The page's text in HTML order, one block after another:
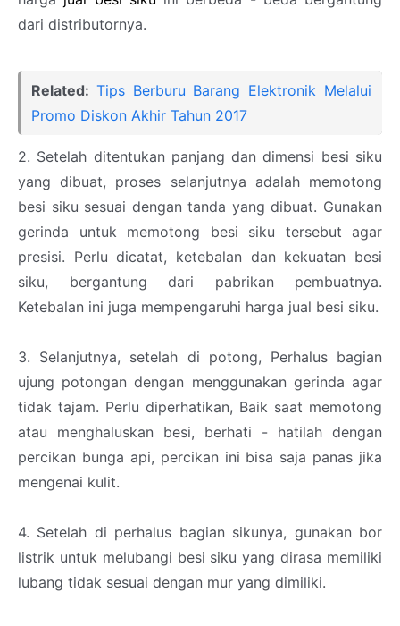
dari distributornya.
Related: Tips Berburu Barang Elektronik Melalui
Promo Diskon Akhir Tahun 2017
2. Setelah ditentukan panjang dan dimensi besi siku
yang dibuat, proses selanjutnya adalah memotong
besi siku sesuai dengan tanda yang dibuat. Gunakan
gerinda untuk memotong besi siku tersebut agar
presisi. Perlu dicatat, ketebalan dan kekuatan besi
siku, bergantung dari pabrikan pembuatnya.
Ketebalan ini juga mempengaruhi harga jual besi siku.
3. Selanjutnya, setelah di potong, Perhalus bagian
ujung potongan dengan menggunakan gerinda agar
tidak tajam. Perlu diperhatikan, Baik saat memotong
atau menghaluskan besi, berhati - hatilah dengan
percikan bunga api, percikan ini bisa saja panas jika
mengenai kulit.
4. Setelah di perhalus bagian sikunya, gunakan bor
listrik untuk melubangi besi siku yang dirasa memiliki
lubang tidak sesuai dengan mur yang dimiliki.